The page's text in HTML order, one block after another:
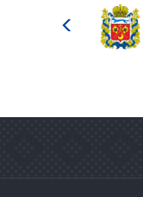
Министерство
культуры
Российской